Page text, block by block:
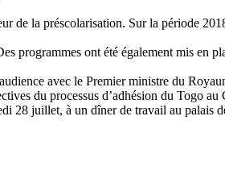
la préscolarisation. Sur la période
programmes ont été également mis en
avec le Premier ministre du
du processus d’adhésion du Togo
28 juillet, à un dîner de travail au